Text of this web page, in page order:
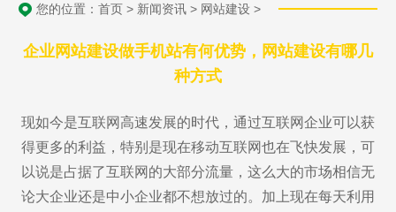
您的位置：首页 > 新闻资讯 > 网站建设 >
企业网站建设做手机站有何优势，网站建设有哪几
种方式
现如今是互联网高速发展的时代，通过互联网企业可以获
得更多的利益，特别是现在移动互联网也在飞快发展，可
以说是占据了互联网的大部分流量，这么大的市场相信无
论大企业还是中小企业都不想放过的。加上现在每天利用